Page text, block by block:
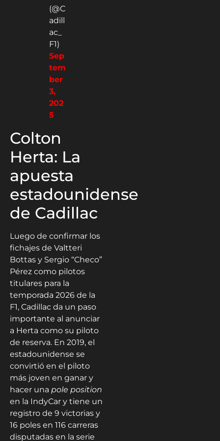
(@C
adill
ac_
F1)
Sep
tem
ber
3,
202
5
Colton
Herta: La
apuesta
estadounidense
de Cadillac
Luego de confirmar los
fichajes de Valtteri
Bottas y Sergio “Checo”
Pérez como pilotos
titulares para la
temporada 2026 de la
F1, Cadillac da un paso
importante al anunciar
a Herta como su piloto
de reserva. En 2019, el
estadounidense se
convirtió en el piloto
más joven en ganar y
hacer una pole position
en la IndyCar y tiene un
registro de 9 victorias y
16 poles en 116 carreras
disputadas en la serie